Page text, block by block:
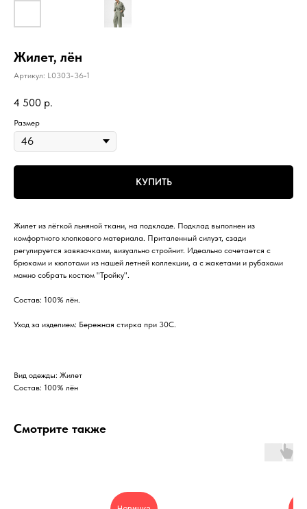
Жилет, лëн
Артикул: L0303-36-1
4 500 р.
Размер
КУПИТЬ
Жилет из лёгкой льняной ткани, на подкладе. Подклад выполнен из
комфортного хлопкового материала. Приталенный силуэт, сзади
регулируется завязочками, визуально стройнит. Идеально сочетается с
брюками и кюлотами из нашей летней коллекции, а с жакетами и рубахами
можно собрать костюм "Тройку".
Состав: 100% лëн.
Уход за изделием: Бережная стирка при 30С.
Вид одежды: Жилет
Состав: 100% лён
Смотрите также